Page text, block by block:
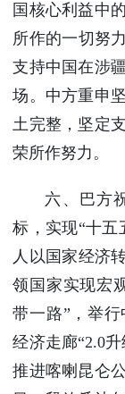
国核心利益中
所作的一切努
支持中国在涉
场。中方重申
土完整，坚定
荣所作努力。
六、巴方
标，实现“十五
人以国家经济
领国家实现宏
带一路”，举
经济走廊“2.0
推进喀喇昆仑